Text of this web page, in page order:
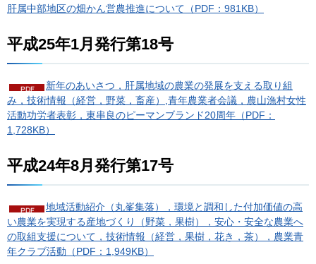
肝属中部地区の畑かん営農推進について（PDF：981KB）
平成25年1月発行第18号
新年のあいさつ，肝属地域の農業の発展を支える取り組
み，技術情報（経営，野菜，畜産）,青年農業者会議，農山漁村女性
活動功労者表彰，東串良のピーマンブランド20周年（PDF：
1,728KB）
平成24年8月発行第17号
地域活動紹介（丸峯集落），環境と調和した付加価値の高
い農業を実現する産地づくり（野菜，果樹），安心・安全な農業へ
の取組支援について，技術情報（経営，果樹，花き，茶），農業青
年クラブ活動（PDF：1,949KB）